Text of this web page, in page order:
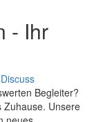
- Ihr
Discuss
Begleiter?
Zuhause. Unsere